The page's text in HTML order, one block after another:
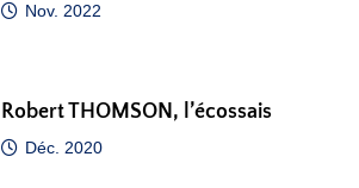
Nov. 2022
Robert THOMSON, l’écossais
Déc. 2020